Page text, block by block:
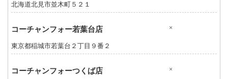
北海道北見市並木町５２１
コーチャンフォー若葉台店 ×
東京都稲城市若葉台２丁目９番２
コーチャンフォーつくば店 ×